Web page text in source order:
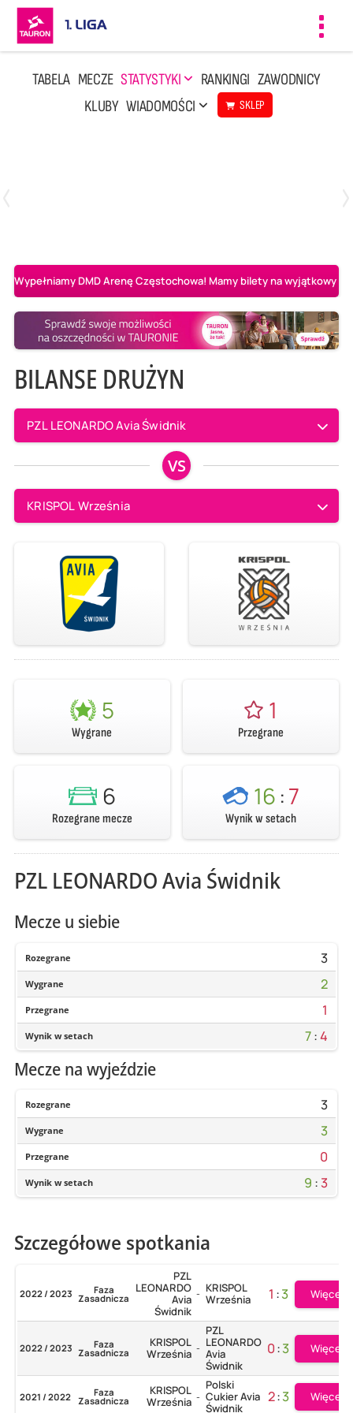
TABELA MECZE STATYSTYKI RANKINGI ZAWODNICY
KLUBY WIADOMOŚCI SKLEP
Wypełniamy DMD Arenę Częstochowa! Mamy bilety na wyjątkowy
BILANSE DRUŻYN
PZL LEONARDO Avia Świdnik
VS
KRISPOL Września
5
Wygrane
1
Przegrane
6
Rozegrane mecze
16 :7
Wynik w setach
PZL LEONARDO Avia Świdnik
Mecze u siebie
Rozegrane 3
Wygrane 2
Przegrane 1
Wynik w setach 7:4
Mecze na wyjeździe
Rozegrane 3
Wygrane 3
Przegrane 0
Wynik w setach 9 :3
Szczegółowe spotkania
2022 / 2023 Faza
Zasadnicza
PZL
LEONARDO
Avia
Świdnik
- KRISPOL
Września
1 :3 Więcej
2022 / 2023 Faza
Zasadnicza
KRISPOL
Września -
PZL
LEONARDO
Avia
Świdnik
0:3 Więcej
2021 / 2022 Faza
Zasadnicza
KRISPOL
Września -
Polski
Cukier Avia
Świdnik
2:3 Więcej